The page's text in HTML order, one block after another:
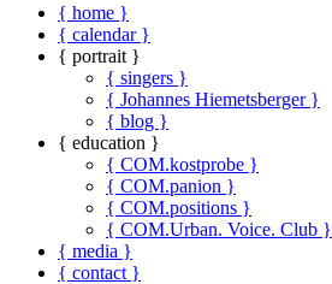
{ home }
{ calendar }
{ portrait }
{ singers }
{ Johannes Hiemetsberger }
{ blog }
{ education }
{ COM.kostprobe }
{ COM.panion }
{ COM.positions }
{ COM.Urban. Voice. Club }
{ media }
{ contact }